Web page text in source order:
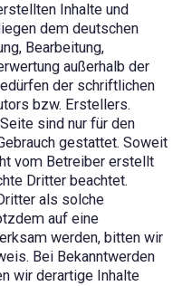
Inhalte und
dem deutschen
Bearbeitung,
außerhalb der
der schriftlichen
bzw. Erstellers.
sind nur für den
gestattet. Soweit
vom Betreiber erstellt
Dritter beachtet.
als solche
auf eine
werden, bitten wir
Bei Bekanntwerden
wir derartige Inhalte